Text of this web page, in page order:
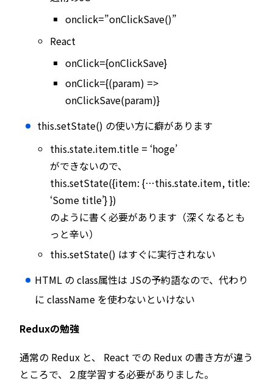
onclick=”onClickSave()”
React
onClick={onClickSave}
onClick={(param) =>
onClickSave(param)}
this.setState() の使い方に癖があります
this.state.item.title = ‘hoge’
ができないので、
this.setState({item: {…this.state.item, title:
‘Some title’} })
のように書く必要があります（深くなるとも
っと辛い）
this.setState() はすぐに実行されない
HTML の class属性は JSの予約語なので、代わり
に className を使わないといけない
Reduxの勉強
通常の Redux と、 React での Redux の書き方が違う
ところで、２度学習する必要がありました。